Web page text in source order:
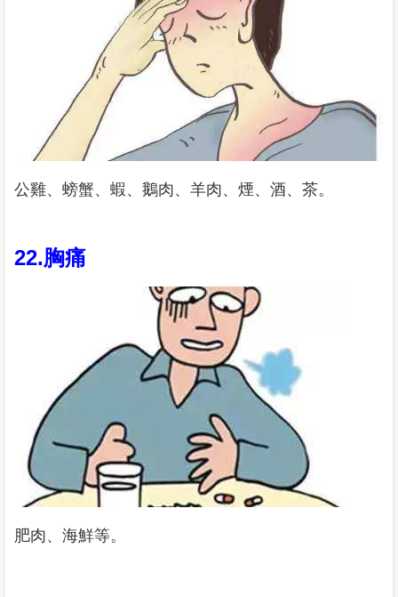
公雞、螃蟹、蝦、鵝肉、羊肉、煙、酒、茶。
22.胸痛
肥肉、海鮮等。